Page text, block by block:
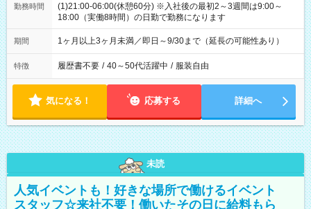
勤務時間
(1)21:00-06:00(休憩60分) ※入社後の最初2～3週間は9:00～
18:00（実働8時間）の日勤で勤務になります
期間 1ヶ月以上3ヶ月未満／即日～9/30まで（延長の可能性あり）
特徴 履歴書不要 / 40～50代活躍中 / 服装自由
気になる！ 応募する 詳細へ
未読
人気イベントも！好きな場所で働けるイベント
スタッフ☆来社不要！働いたその日に給料もら